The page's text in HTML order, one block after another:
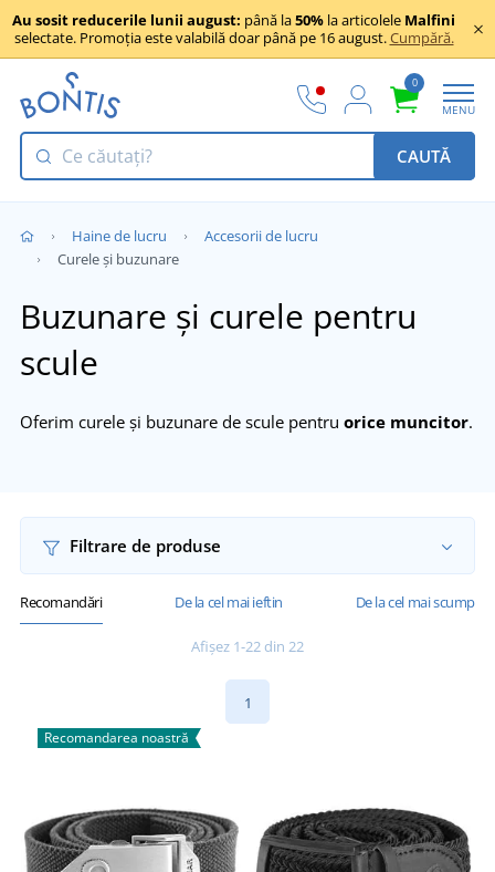
Au sosit reducerile lunii august: până la50% la articolele Malfini
selectate. Promoția este valabilă doar până pe 16 august.Cumpără.
0
MENU
CAUTĂ
Haine de lucru
Accesorii de lucru
Curele și buzunare
Buzunare și curele pentru
scule
Oferim curele și buzunare de scule pentru orice muncitor.
Filtrare de produse
Recomandări De la cel mai ieftin De la cel mai scump
Afișez 1-22 din 22
1
Recomandarea noastră